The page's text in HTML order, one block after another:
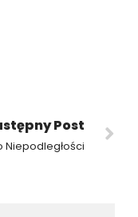
Post
Niepodległości